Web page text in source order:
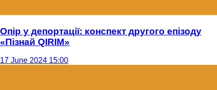
Опір у депортації: конспект другого епізоду
«Пізнай QIRIM»
17 June 2024 15:00